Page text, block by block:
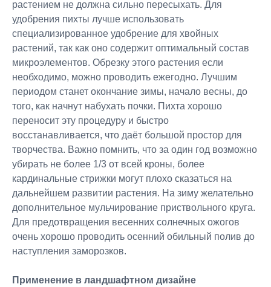
растением не должна сильно пересыхать. Для
удобрения пихты лучше использовать
специализированное удобрение для хвойных
растений, так как оно содержит оптимальный состав
микроэлементов. Обрезку этого растения если
необходимо, можно проводить ежегодно. Лучшим
периодом станет окончание зимы, начало весны, до
того, как начнут набухать почки. Пихта хорошо
переносит эту процедуру и быстро
восстанавливается, что даёт большой простор для
творчества. Важно помнить, что за один год возможно
убирать не более 1/3 от всей кроны, более
кардинальные стрижки могут плохо сказаться на
дальнейшем развитии растения. На зиму желательно
дополнительное мульчирование приствольного круга.
Для предотвращения весенних солнечных ожогов
очень хорошо проводить осенний обильный полив до
наступления заморозков.
Применение в ландшафтном дизайне